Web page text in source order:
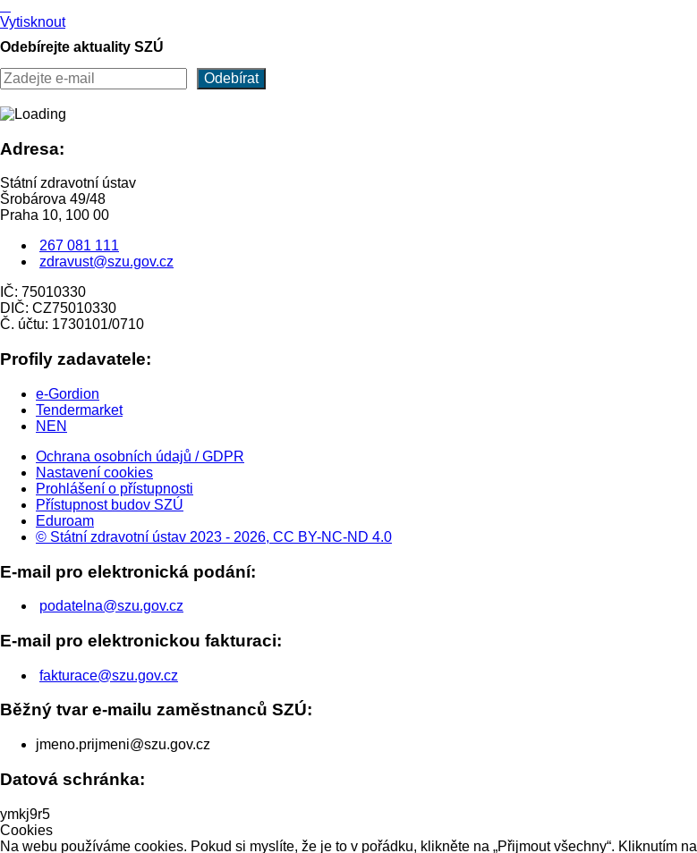
Vytisknout
Odebírejte aktuality SZÚ
Adresa:
Státní zdravotní ústav
Šrobárova 49/48
Praha 10, 100 00
267 081 111
zdravust@szu.gov.cz
IČ: 75010330
DIČ: CZ75010330
Č. účtu: 1730101/0710
Profily zadavatele:
e-Gordion
Tendermarket
NEN
Ochrana osobních údajů / GDPR
Nastavení cookies
Prohlášení o přístupnosti
Přístupnost budov SZÚ
Eduroam
© Státní zdravotní ústav 2023 - 2026, CC BY-NC-ND 4.0
E-mail pro elektronická podání:
podatelna@szu.gov.cz
E-mail pro elektronickou fakturaci:
fakturace@szu.gov.cz
Běžný tvar e-mailu zaměstnanců SZÚ:
jmeno.prijmeni@szu.gov.cz
Datová schránka:
ymkj9r5
Cookies
Na webu používáme cookies. Pokud si myslíte, že je to v pořádku, klikněte na „Přijmout všechny“. Kliknutím